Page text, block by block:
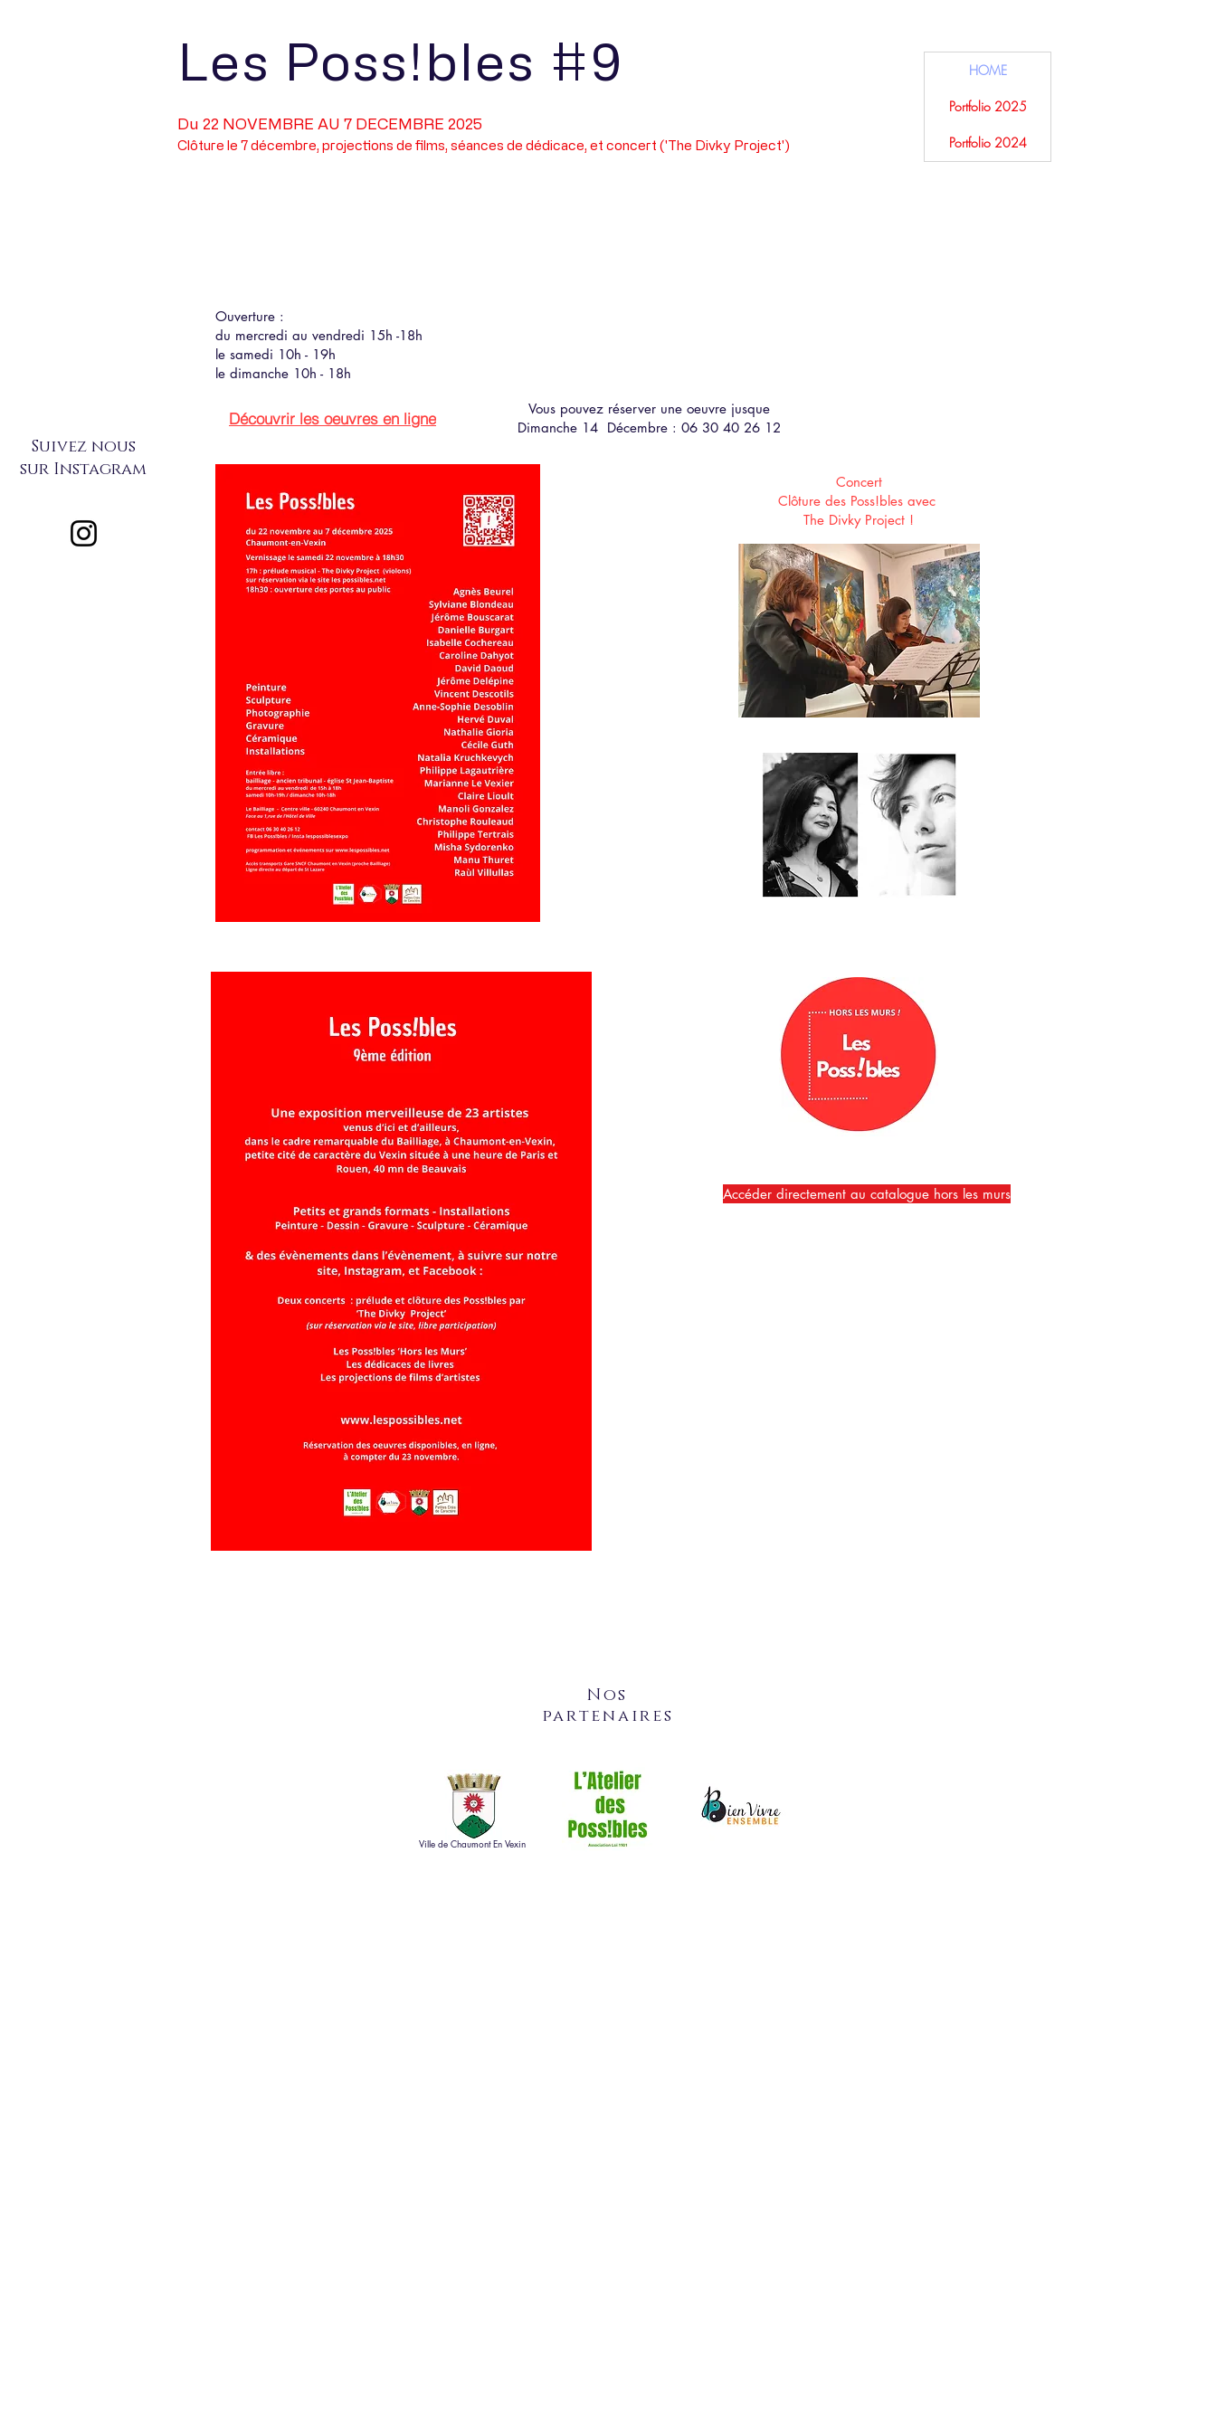
Les Poss!bles #9
Du 22 NOVEMBRE AU 7 DECEMBRE 2025
Clôture le 7 décembre, projections de films, séances de dédicace, et concert ('The Divky Project')
HOME
Portfolio 2025
Portfolio 2024
Ouverture :
du mercredi au vendredi 15h -18h
le samedi 10h - 19h
le dimanche 10h - 18h
Suivez nous
sur Instagram
Découvrir les oeuvres en ligne
Vous pouvez réserver une oeuvre jusque
Dimanche 14 Décembre : 06 30 40 26 12
Concert
Clôture des Poss!bles avec
The Divky Project !
Accéder directement au catalogue hors les murs
Nos
partenaires
Ville de Chaumont En Vexin